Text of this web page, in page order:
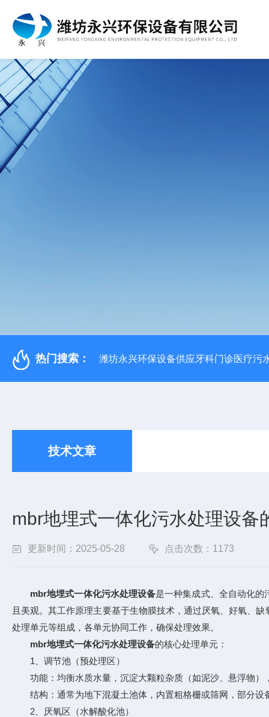
热门搜索： 潍坊永兴环保设备供应牙科门诊医疗污
技术文章
mbr地埋式一体化污水处理设备
更新时间：2025-05-28 点击次数：1173
mbr地埋式一体化污水处理设备是一种集成式、全自动化的
且美观。其工作原理主要基于生物膜技术，通过厌氧、好氧、
处理单元等组成，各单元协同工作，确保处理效果。
mbr地埋式一体化污水处理设备的核心处理单元：
1、调节池（预处理区）
功能：均衡水质水量，沉淀大颗粒杂质（如泥沙、悬浮物）
结构：通常为地下混凝土池体，内置粗格栅或筛网，部分设
2、厌氧区（水解酸化池）